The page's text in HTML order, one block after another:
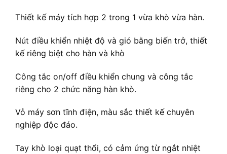
Thiết kế máy tích hợp 2 trong 1 vừa khò vừa hàn.
Nút điều khiển nhiệt độ và gió bằng biến trở, thiết
kế riêng biệt cho hàn và khò
Công tắc on/off điều khiển chung và công tắc
riêng cho 2 chức năng hàn khò.
Vỏ máy sơn tĩnh điện, màu sắc thiết kế chuyên
nghiệp độc đáo.
Tay khò loại quạt thổi, có cảm ứng từ ngắt nhiệt